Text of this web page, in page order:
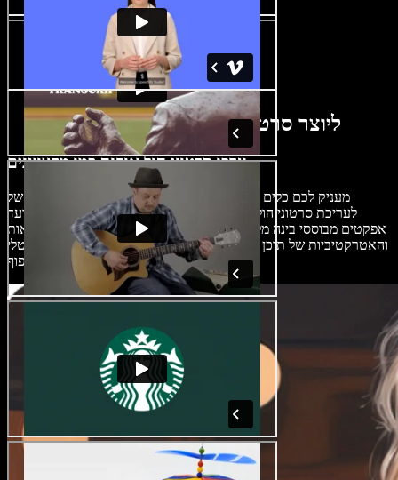
מאפייני AI ליוצר סרטוני הול אופנה
ערכו סרטוני הול אופנה כמו מקצוענים
יוצר הסרטונים של Speechify Studio מעניק לכם כלים מתקדמים
לעריכת סרטוני הול אופנה ברמה מקצועית. ממעברים מורכבים ועד
אפקטים מבוססי בינה מלאכותית, זוהי פלטפורמה שלמה לשדרוג הנראות
והאטרקטיביות של תוכן האופנה שלכם, ולגרום לו לבלוט בעולם הדיגיטלי